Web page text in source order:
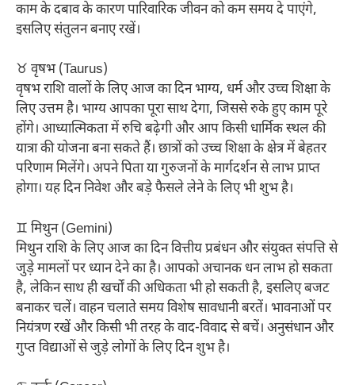
काम के दबाव के कारण पारिवारिक जीवन को कम समय दे पाएंगे,
इसलिए संतुलन बनाए रखें।
♉ वृषभ (Taurus)
वृषभ राशि वालों के लिए आज का दिन भाग्य, धर्म और उच्च शिक्षा के
लिए उत्तम है। भाग्य आपका पूरा साथ देगा, जिससे रुके हुए काम पूरे
होंगे। आध्यात्मिकता में रुचि बढ़ेगी और आप किसी धार्मिक स्थल की
यात्रा की योजना बना सकते हैं। छात्रों को उच्च शिक्षा के क्षेत्र में बेहतर
परिणाम मिलेंगे। अपने पिता या गुरुजनों के मार्गदर्शन से लाभ प्राप्त
होगा। यह दिन निवेश और बड़े फैसले लेने के लिए भी शुभ है।
♊ मिथुन (Gemini)
मिथुन राशि के लिए आज का दिन वित्तीय प्रबंधन और संयुक्त संपत्ति से
जुड़े मामलों पर ध्यान देने का है। आपको अचानक धन लाभ हो सकता
है, लेकिन साथ ही खर्चों की अधिकता भी हो सकती है, इसलिए बजट
बनाकर चलें। वाहन चलाते समय विशेष सावधानी बरतें। भावनाओं पर
नियंत्रण रखें और किसी भी तरह के वाद-विवाद से बचें। अनुसंधान और
गुप्त विद्याओं से जुड़े लोगों के लिए दिन शुभ है।